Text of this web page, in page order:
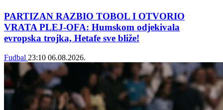
PARTIZAN RAZBIO TOBOL I OTVORIO
VRATA PLEJ-OFA: Humskom odjekivala
evropska trojka, Hetafe sve bliže!
Fudbal 23:10 06.08.2026.